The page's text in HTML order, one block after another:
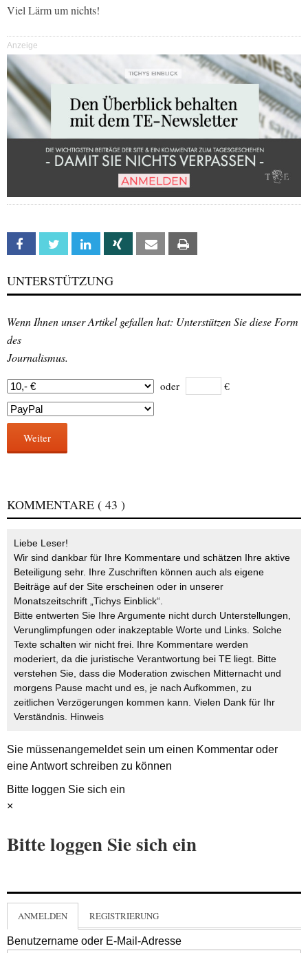
Viel Lärm um nichts!
Anzeige
Facebook Twitter Linkedin Xing Email
UNTERSTÜTZUNG
Wenn Ihnen unser Artikel gefallen hat: Unterstützen Sie diese Form
des
Journalismus.
oder €
Weiter
KOMMENTARE ( 43 )
Liebe Leser!
Wir sind dankbar für Ihre Kommentare und schätzen Ihre aktive
Beteiligung sehr. Ihre Zuschriften können auch als eigene
Beiträge auf der Site erscheinen oder in unserer
Monatszeitschrift „Tichys Einblick“.
Bitte entwerten Sie Ihre Argumente nicht durch Unterstellungen,
Verunglimpfungen oder inakzeptable Worte und Links. Solche
Texte schalten wir nicht frei. Ihre Kommentare werden
moderiert, da die juristische Verantwortung bei TE liegt. Bitte
verstehen Sie, dass die Moderation zwischen Mitternacht und
morgens Pause macht und es, je nach Aufkommen, zu
zeitlichen Verzögerungen kommen kann. Vielen Dank für Ihr
Verständnis. Hinweis
Sie müssenangemeldetsein um einen Kommentar oder
eine Antwort schreiben zu können
Bitte loggen Sie sich ein
×
Bitte loggen Sie sich ein
ANMELDEN REGISTRIERUNG
Benutzername oder E-Mail-Adresse